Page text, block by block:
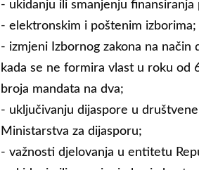
- ukidanju ili smanjenju
- elektronskim i poštenim izborima;
- izmjeni Izbornog zakona na način
kada se ne formira vlast u roku od
broja mandata na dva;
- uključivanju dijaspore u
Ministarstva za dijasporu;
- važnosti djelovanja u entitetu